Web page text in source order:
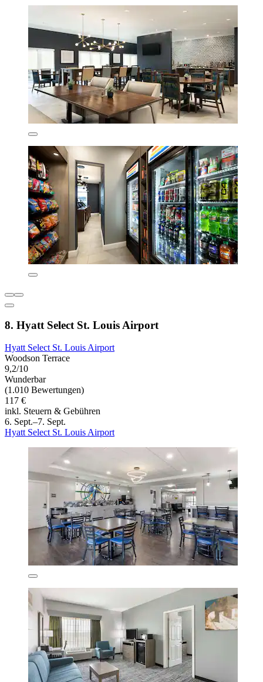
8. Hyatt Select St. Louis Airport
Hyatt Select St. Louis Airport
Woodson Terrace
9,2/10
Wunderbar
(1.010 Bewertungen)
117 €
inkl. Steuern & Gebühren
6. Sept.–7. Sept.
Hyatt Select St. Louis Airport